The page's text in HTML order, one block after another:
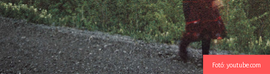
Fotó: youtube.com